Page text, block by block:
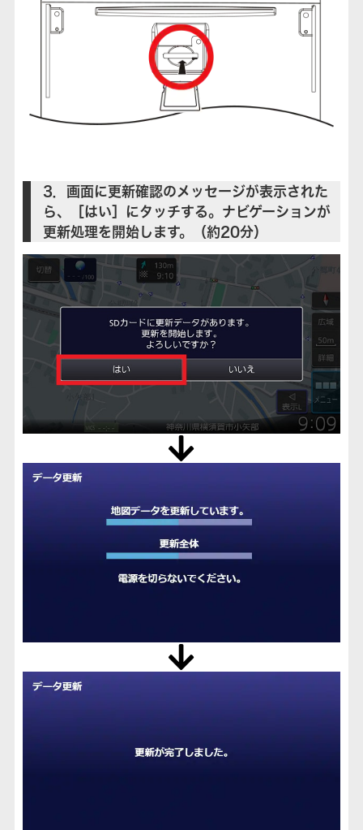
3．画面に更新確認のメッセージが表示された
ら、［はい］にタッチする。ナビゲーションが
更新処理を開始します。（約20分）